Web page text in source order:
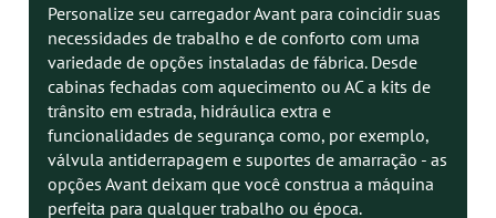
Personalize seu carregador Avant para coincidir suas
necessidades de trabalho e de conforto com uma
variedade de opções instaladas de fábrica. Desde
cabinas fechadas com aquecimento ou AC a kits de
trânsito em estrada, hidráulica extra e
funcionalidades de segurança como, por exemplo,
válvula antiderrapagem e suportes de amarração - as
opções Avant deixam que você construa a máquina
perfeita para qualquer trabalho ou época.